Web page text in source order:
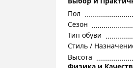
Пол
Сезон
Тип обуви
Стиль /
Высота